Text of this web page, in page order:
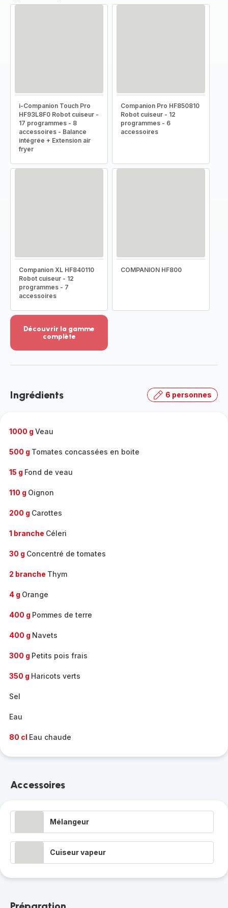
i-Companion Touch Pro
HF93L8F0 Robot cuiseur -
17 programmes - 8
accessoires - Balance
intégrée + Extension air
fryer
Companion Pro HF850810
Robot cuiseur - 12
programmes - 6
accessoires
Companion XL HF840110
Robot cuiseur - 12
programmes - 7
accessoires
COMPANION HF800
Découvrir la gamme
complète
-
gamme
Ingrédients 6 personnes
1000 g Veau
500 g Tomates concassées en boite
15 g Fond de veau
110 g Oignon
200 g Carottes
1 branche Céleri
30 g Concentré de tomates
2 branche Thym
4 g Orange
400 g Pommes de terre
400 g Navets
300 g Petits pois frais
350 g Haricots verts
Sel
Eau
80 cl Eau chaude
Accessoires
Mélangeur
Cuiseur vapeur